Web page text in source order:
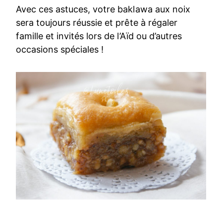
Avec ces astuces, votre baklawa aux noix
sera toujours réussie et prête à régaler
famille et invités lors de l’Aïd ou d’autres
occasions spéciales !